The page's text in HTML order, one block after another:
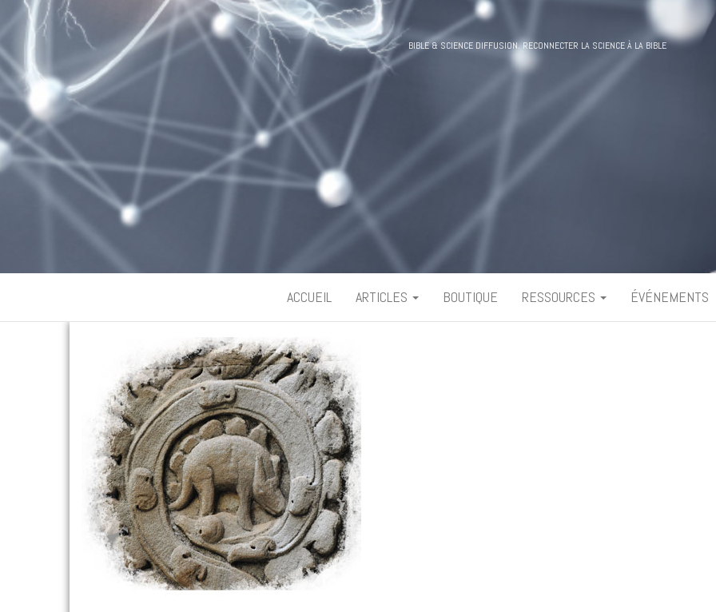
BIBLE & SCIENCE DIFFUSION. RECONNECTER LA SCIENCE À LA BIBLE
ACCUEIL ARTICLES BOUTIQUE RESSOURCES ÉVÉNEMENTS